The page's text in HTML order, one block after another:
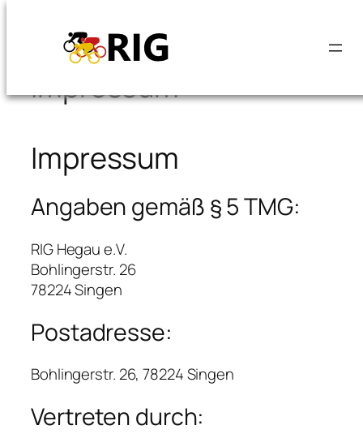
Impressum
Impressum
Angaben gemäß § 5 TMG:
RIG Hegau e.V.
Bohlingerstr. 26
78224 Singen
Postadresse:
Bohlingerstr. 26, 78224 Singen
Vertreten durch: